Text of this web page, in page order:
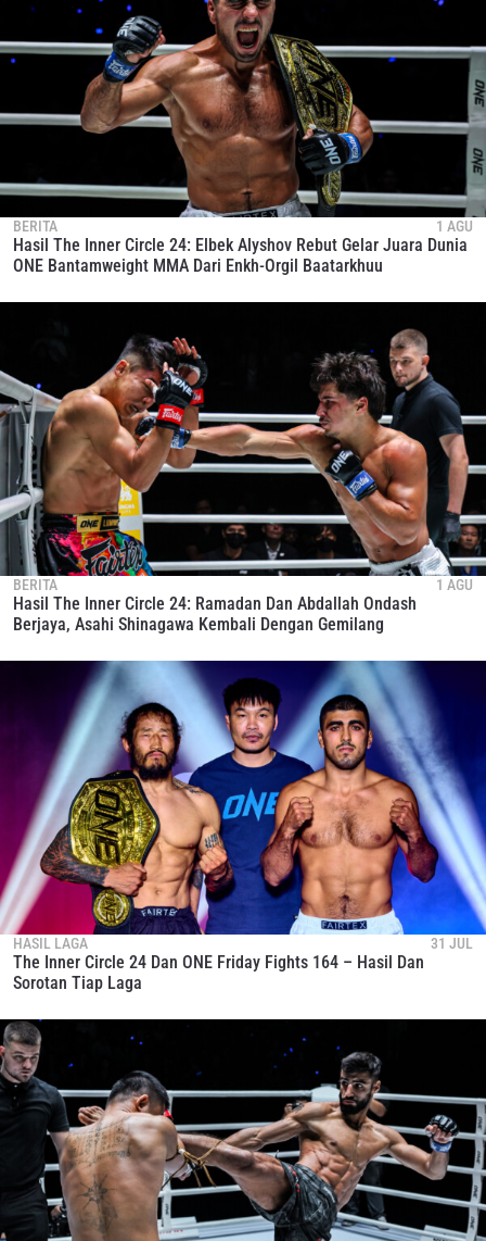
BERITA 1 AGU
Hasil The Inner Circle 24: Elbek Alyshov Rebut Gelar Juara Dunia
ONE Bantamweight MMA Dari Enkh-Orgil Baatarkhuu
BERITA 1 AGU
Hasil The Inner Circle 24: Ramadan Dan Abdallah Ondash
Berjaya, Asahi Shinagawa Kembali Dengan Gemilang
HASIL LAGA 31 JUL
The Inner Circle 24 Dan ONE Friday Fights 164 – Hasil Dan
Sorotan Tiap Laga